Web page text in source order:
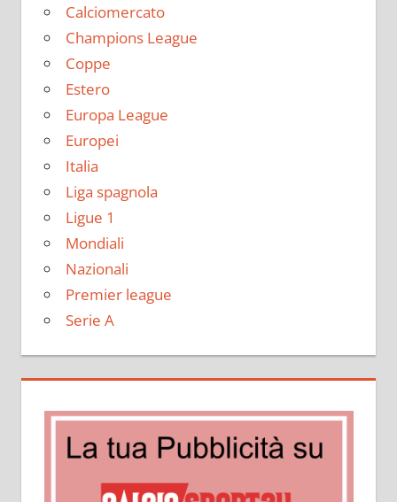
Calciomercato
Champions League
Coppe
Estero
Europa League
Europei
Italia
Liga spagnola
Ligue 1
Mondiali
Nazionali
Premier league
Serie A